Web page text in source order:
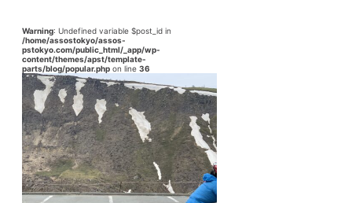
Warning: Undefined variable $post_id in
/home/assostokyo/assos-
pstokyo.com/public_html/_app/wp-
content/themes/apst/template-
parts/blog/popular.php on line 36